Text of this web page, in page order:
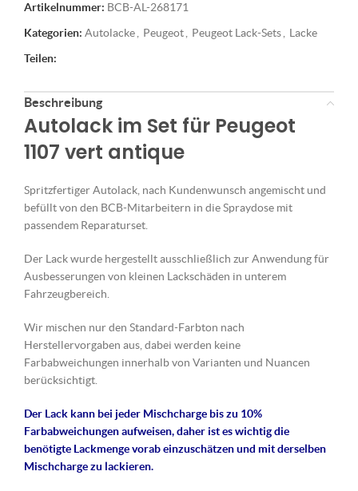
Artikelnummer: BCB-AL-268171
Kategorien: Autolacke, Peugeot, Peugeot Lack-Sets, Lacke
Teilen:
Beschreibung
Autolack im Set für Peugeot
1107 vert antique
Spritzfertiger Autolack, nach Kundenwunsch angemischt und
befüllt von den BCB-Mitarbeitern in die Spraydose mit
passendem Reparaturset.
Der Lack wurde hergestellt ausschließlich zur Anwendung für
Ausbesserungen von kleinen Lackschäden in unterem
Fahrzeugbereich.
Wir mischen nur den Standard-Farbton nach
Herstellervorgaben aus, dabei werden keine
Farbabweichungen innerhalb von Varianten und Nuancen
berücksichtigt.
Der Lack kann bei jeder Mischcharge bis zu 10%
Farbabweichungen aufweisen, daher ist es wichtig die
benötigte Lackmenge vorab einzuschätzen und mit derselben
Mischcharge zu lackieren.